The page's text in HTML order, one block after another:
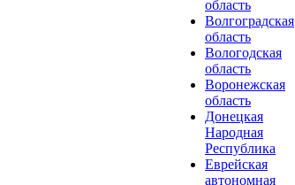
область
Волгоградская
область
Вологодская
область
Воронежская
область
Донецкая
Народная
Республика
Еврейская
автономная